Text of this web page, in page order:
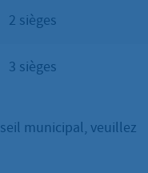
2 sièges
3 sièges
municipal, veuillez